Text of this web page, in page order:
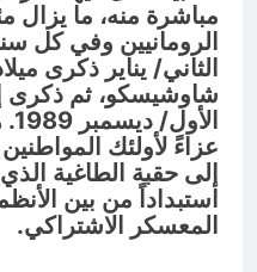
مباشرة منه، ما يزال
الثاني/ يناير ذكرى
عزاءً لأولئك
إلى حقبة الطاغية
استبداداً من بين
المعسكر الاشتراكي.